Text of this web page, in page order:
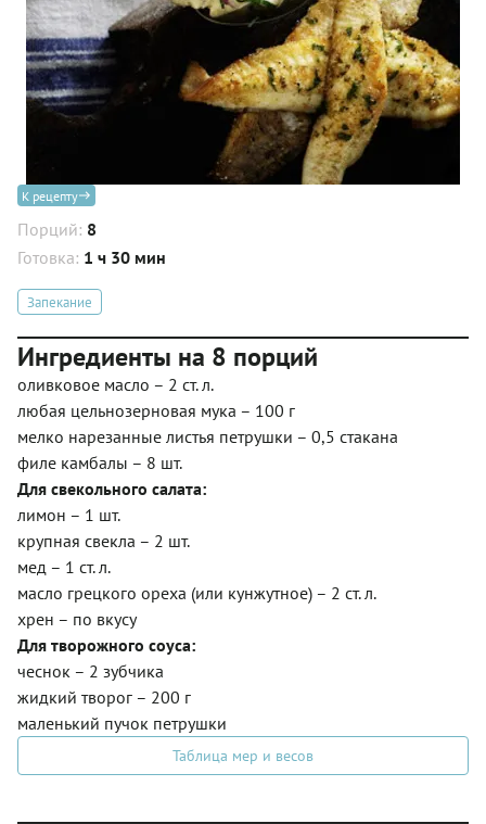
К рецепту
Порций: 8
Готовка: 1 ч 30 мин
Запекание
Ингредиенты на 8 порций
оливковое масло – 2 ст. л.
любая цельнозерновая мука – 100 г
мелко нарезанные листья петрушки – 0,5 стакана
филе камбалы – 8 шт.
Для свекольного салата:
лимон – 1 шт.
крупная свекла – 2 шт.
мед – 1 ст. л.
масло грецкого ореха (или кунжутное) – 2 ст. л.
хрен – по вкусу
Для творожного соуса:
чеснок – 2 зубчика
жидкий творог – 200 г
маленький пучок петрушки
Таблица мер и весов